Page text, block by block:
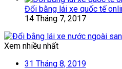
Đổi bằng lái xe quốc tế
14 Tháng 7, 2017
Xem nhiều nhất
31 Tháng 8, 2019